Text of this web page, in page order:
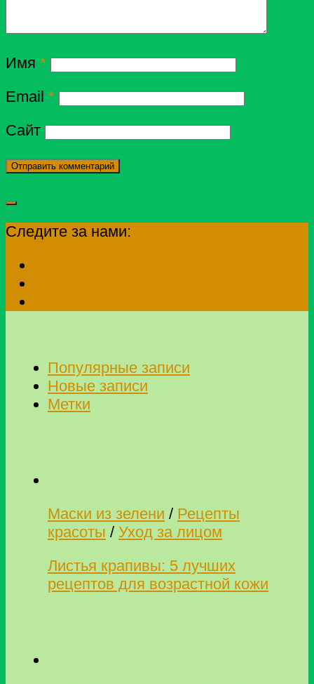
Имя *
Email *
Сайт
Следите за нами:
Популярные записи
Новые записи
Метки
Маски из зелени / Рецепты
красоты / Уход за лицом
Листья крапивы: 5 лучших
рецептов для возрастной кожи